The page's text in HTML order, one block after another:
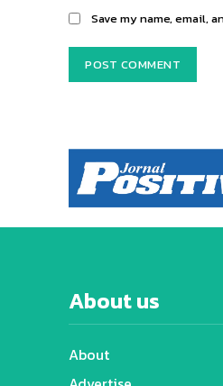
Save my name, email,
About us
About